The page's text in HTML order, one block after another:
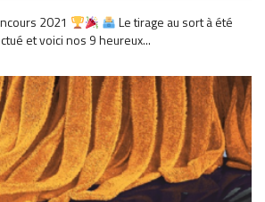
2021
Le tirage au sort à été
et voici nos 9 heureux...